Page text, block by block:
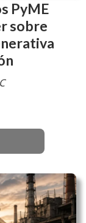
PyME
sobre